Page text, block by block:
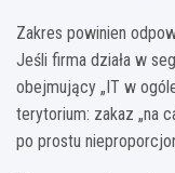
Zakres powinien
Jeśli firma działa w
obejmujący „IT w
terytorium: zakaz „na
po prostu